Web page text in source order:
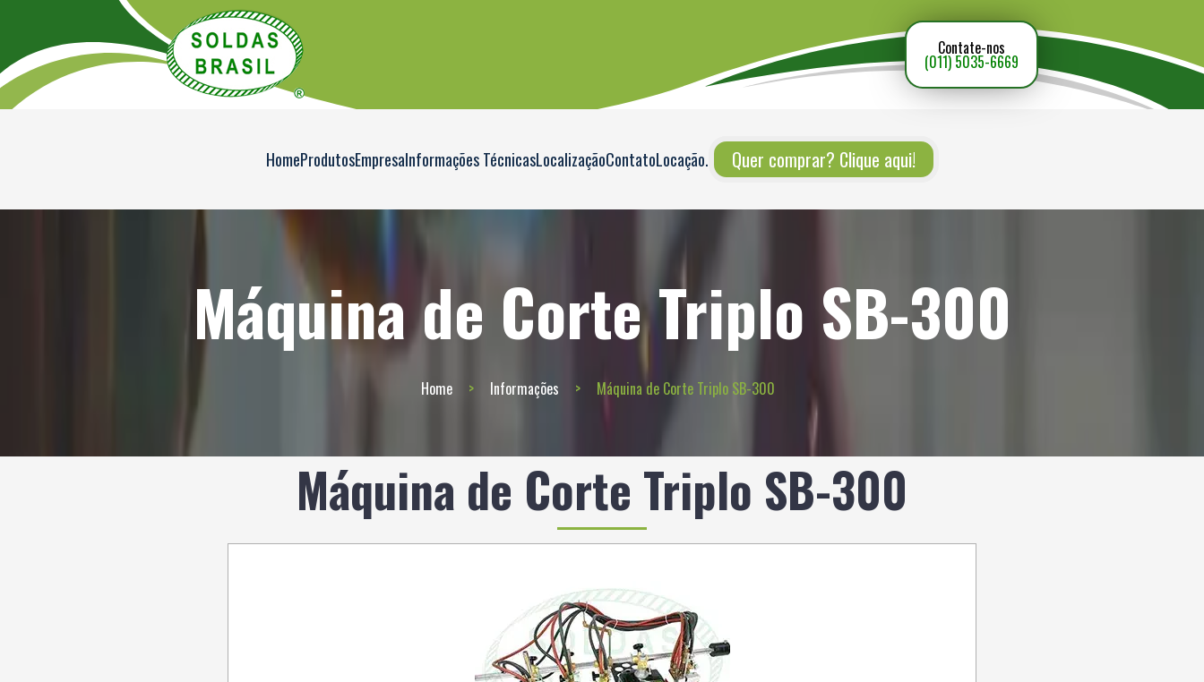
Contate-nos
(011) 5035-6669
HomeProdutosEmpresaInformações TécnicasLocalizaçãoContatoLocação. Quer comprar? Clique aqui!
Máquina de Corte Triplo SB-300
Home Informações Máquina de Corte Triplo SB-300
Máquina de Corte Triplo SB-300